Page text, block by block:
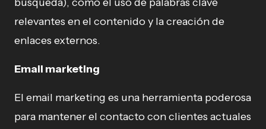
relevantes en el contenido y la creación de
enlaces externos.
Email marketing
El email marketing es una herramienta poderosa
para mantener el contacto con clientes actuales